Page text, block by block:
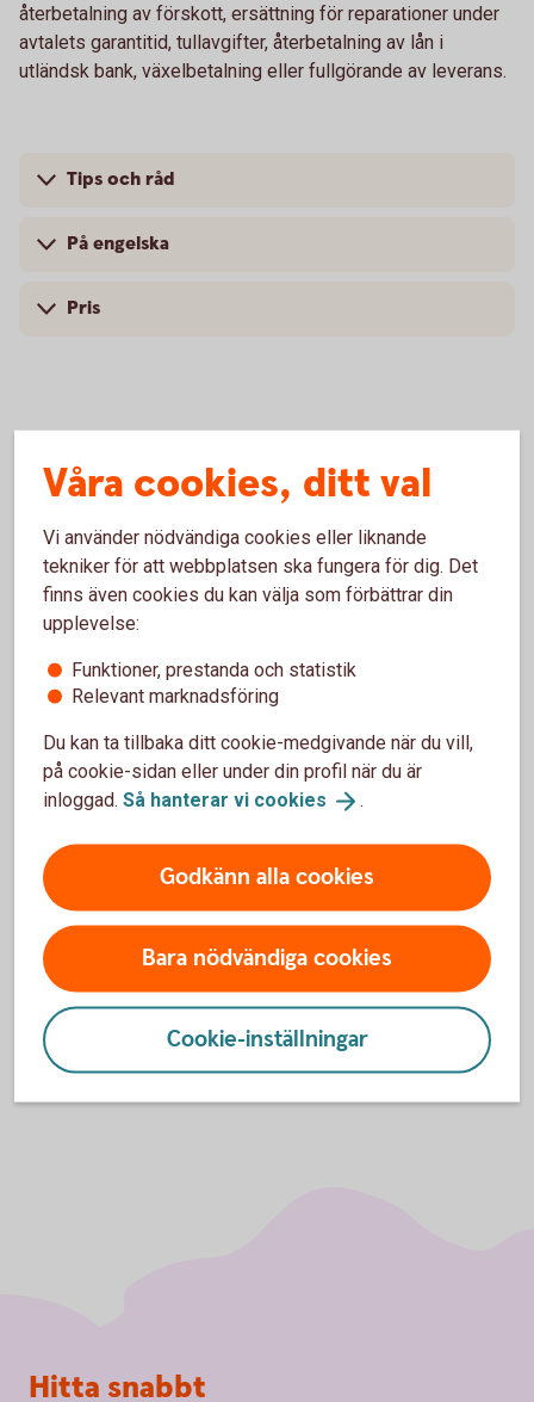
återbetalning av förskott, ersättning för reparationer under
avtalets garantitid, tullavgifter, återbetalning av lån i
utländsk bank, växelbetalning eller fullgörande av leverans.
Tips och råd
På engelska
Pris
Besök oss
Välkommen till ett av våra kontor så hjälper vi dig.
För att se detta innehåll behöver du först
godkänna cookies för Funktioner, prestanda
och statistik.
Inställningar för cookies
Våra cookies, ditt val
Vi använder nödvändiga cookies eller liknande
tekniker för att webbplatsen ska fungera för dig. Det
finns även cookies du kan välja som förbättrar din
upplevelse:
Funktioner, prestanda och statistik
Relevant marknadsföring
Du kan ta tillbaka ditt cookie-medgivande när du vill,
på cookie-sidan eller under din profil när du är
inloggad. Så hanterar vi cookies .
Godkänn alla cookies
Bara nödvändiga cookies
Cookie-inställningar
Sidfot
Hitta snabbt